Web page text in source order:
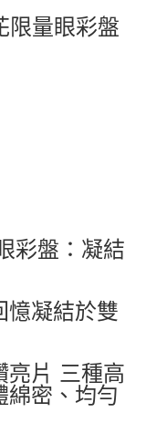
限量眼彩盤
彩盤：凝結
憶凝結於雙
亮片 三種高
綿密、均勻